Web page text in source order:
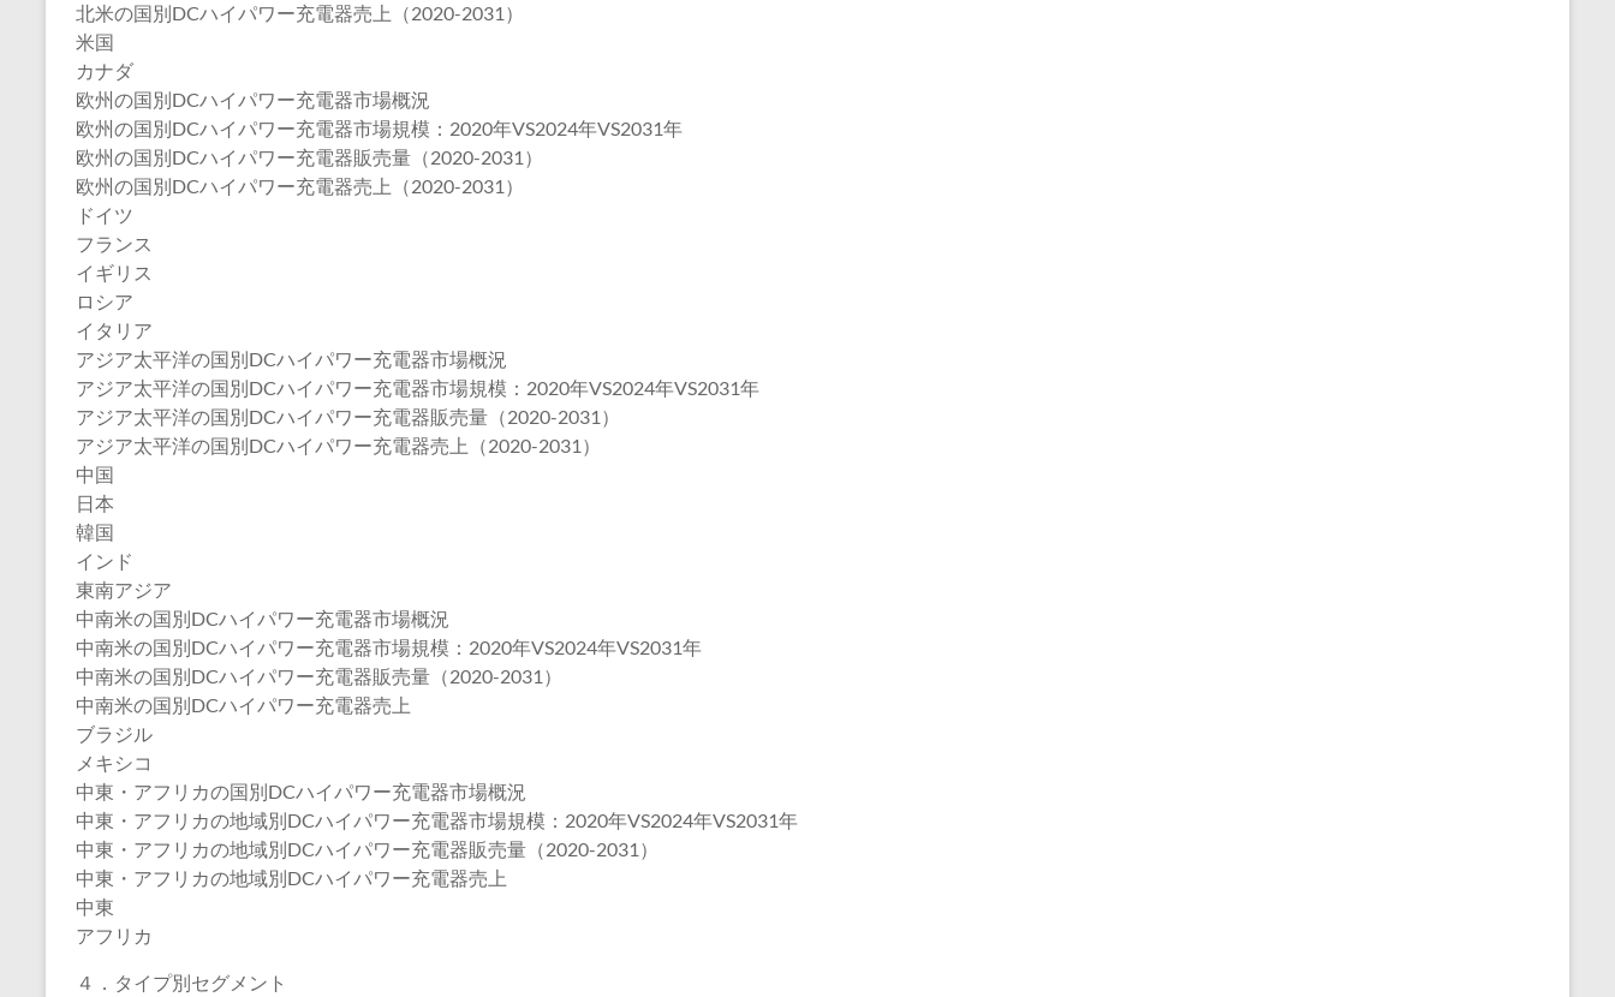
北米の国別DCハイパワー充電器売上（2020-2031）
米国
カナダ
欧州の国別DCハイパワー充電器市場概況
欧州の国別DCハイパワー充電器市場規模：2020年VS2024年VS2031年
欧州の国別DCハイパワー充電器販売量（2020-2031）
欧州の国別DCハイパワー充電器売上（2020-2031）
ドイツ
フランス
イギリス
ロシア
イタリア
アジア太平洋の国別DCハイパワー充電器市場概況
アジア太平洋の国別DCハイパワー充電器市場規模：2020年VS2024年VS2031年
アジア太平洋の国別DCハイパワー充電器販売量（2020-2031）
アジア太平洋の国別DCハイパワー充電器売上（2020-2031）
中国
日本
韓国
インド
東南アジア
中南米の国別DCハイパワー充電器市場概況
中南米の国別DCハイパワー充電器市場規模：2020年VS2024年VS2031年
中南米の国別DCハイパワー充電器販売量（2020-2031）
中南米の国別DCハイパワー充電器売上
ブラジル
メキシコ
中東・アフリカの国別DCハイパワー充電器市場概況
中東・アフリカの地域別DCハイパワー充電器市場規模：2020年VS2024年VS2031年
中東・アフリカの地域別DCハイパワー充電器販売量（2020-2031）
中東・アフリカの地域別DCハイパワー充電器売上
中東
アフリカ
４．タイプ別セグメント